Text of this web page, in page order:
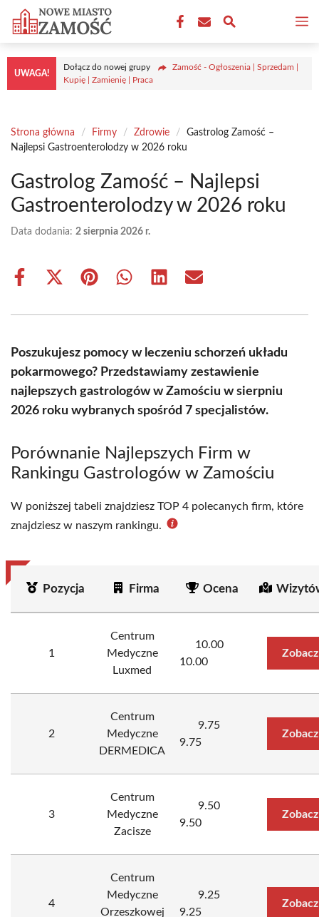
Przejdź
treści
UWAGA!
Dołącz do nowej grupy
Zamość - Ogłoszenia | Sprzedam |
Kupię | Zamienię | Praca
Strona główna / Firmy / Zdrowie /
Gastrolog Zamość –
Najlepsi Gastroenterolodzy w 2026 roku
Gastrolog Zamość – Najlepsi
Gastroenterolodzy w 2026 roku
Data dodania: 2 sierpnia 2026 r.
Share
Share
(Twitter)
Share Share Share Share
Poszukujesz pomocy w leczeniu schorzeń układu
pokarmowego? Przedstawiamy zestawienie
najlepszych gastrologów w Zamościu w sierpniu
2026 roku wybranych spośród 7 specjalistów.
Porównanie Najlepszych Firm w
Rankingu Gastrologów w Zamościu
W poniższej tabeli znajdziesz TOP 4 polecanych firm, które
znajdziesz w naszym rankingu.
Pozycja Firma Ocena
1
Centrum
Medyczne
Luxmed
10.00
10.00
2
Centrum
Medyczne
DERMEDICA
9.75
9.75
3
Centrum
Medyczne
Zacisze
9.50
9.50
4
Centrum
Medyczne
Orzeszkowej
9.25
9.25